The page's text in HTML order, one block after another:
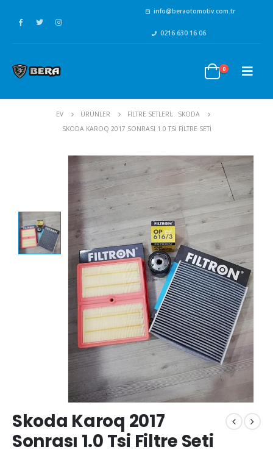
info@beraotomotiv.com.tr
0216 630 16 06
0
EV ÜRÜNLER FİLTRE SETLERİ,
SKODA
SKODA KAROQ 2017 SONRASI 1.0 TSI FILTRE SETI
Skoda Karoq 2017
Sonrası 1.0 Tsi Filtre Seti